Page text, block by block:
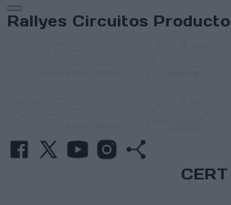
Abrir menú
Rallyes Circuitos Producto
CERT